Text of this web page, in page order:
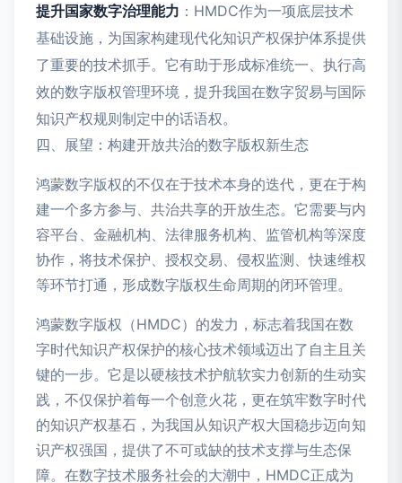
提升国家数字治理能力 ：HMDC作为一项底层技术
基础设施，为国家构建现代化知识产权保护体系提供
了重要的技术抓手。它有助于形成标准统一、执行高
效的数字版权管理环境，提升我国在数字贸易与国际
知识产权规则制定中的话语权。
四、展望：构建开放共治的数字版权新生态
鸿蒙数字版权的不仅在于技术本身的迭代，更在于构
建一个多方参与、共治共享的开放生态。它需要与内
容平台、金融机构、法律服务机构、监管机构等深度
协作，将技术保护、授权交易、侵权监测、快速维权
等环节打通，形成数字版权生命周期的闭环管理。
鸿蒙数字版权（HMDC）的发力，标志着我国在数
字时代知识产权保护的核心技术领域迈出了自主且关
键的一步。它是以硬核技术护航软实力创新的生动实
践，不仅保护着每一个创意火花，更在筑牢数字时代
的知识产权基石，为我国从知识产权大国稳步迈向知
识产权强国，提供了不可或缺的技术支撑与生态保
障。在数字技术服务社会的大潮中，HMDC正成为